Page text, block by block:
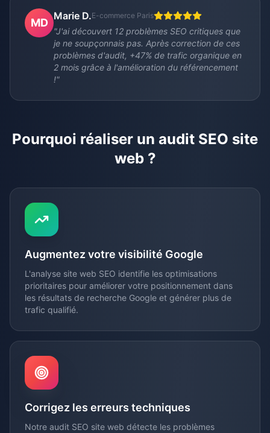
MD
Marie D.E-commerce Paris
"J'ai découvert 12 problèmes SEO critiques que
je ne soupçonnais pas. Après correction de ces
problèmes d'audit, +47% de trafic organique en
2 mois grâce à l'amélioration du référencement
!"
Pourquoi réaliser un audit SEO site
web ?
Augmentez votre visibilité Google
L'analyse site web SEO identifie les optimisations
prioritaires pour améliorer votre positionnement dans
les résultats de recherche Google et générer plus de
trafic qualifié.
Corrigez les erreurs techniques
Notre audit SEO site web détecte les problèmes